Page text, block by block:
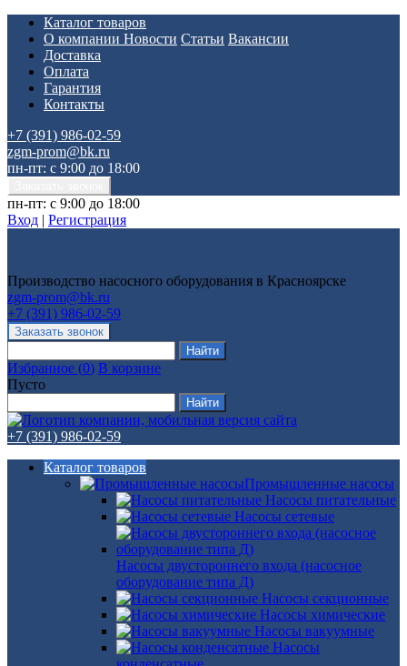
Каталог товаров
О компании Новости Статьи Вакансии
Доставка
Оплата
Гарантия
Контакты
+7 (391) 986-02-59
zgm-prom@bk.ru
пн-пт: с 9:00 до 18:00
пн-пт: с 9:00 до 18:00
Вход | Регистрация
Производство насосного оборудования в Красноярске
zgm-prom@bk.ru
+7 (391) 986-02-59
Избранное (0) В корзине
Пусто
+7 (391) 986-02-59
Каталог товаров
Промышленные насосы
Насосы питательные
Насосы сетевые
Насосы двустороннего входа (насосное
оборудование типа Д)
Насосы секционные
Насосы химические
Насосы вакуумные
Насосы